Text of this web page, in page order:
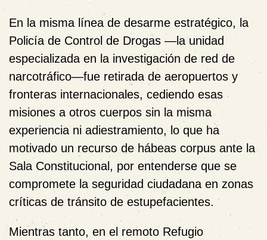
En la misma línea de desarme estratégico, la
Policía de Control de Drogas —la unidad
especializada en la investigación de red de
narcotráfico—fue retirada de aeropuertos y
fronteras internacionales, cediendo esas
misiones a otros cuerpos sin la misma
experiencia ni adiestramiento, lo que ha
motivado un recurso de hábeas corpus ante la
Sala Constitucional, por entenderse que se
compromete la seguridad ciudadana en zonas
críticas de tránsito de estupefacientes.
Mientras tanto, en el remoto Refugio